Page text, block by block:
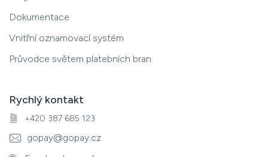
Dokumentace
Vnitřní oznamovací systém
Průvodce světem platebních bran
Rychlý kontakt
+420 387 685 123
gopay@gopay.cz